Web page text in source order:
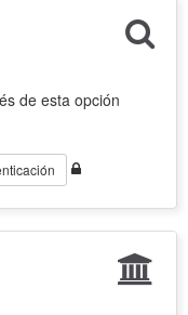
de esta opción